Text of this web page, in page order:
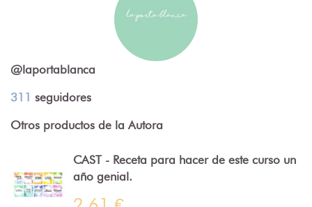
@laportablanca
311 seguidores
Otros productos de la Autora
CAST - Receta para hacer de este curso un
año genial.